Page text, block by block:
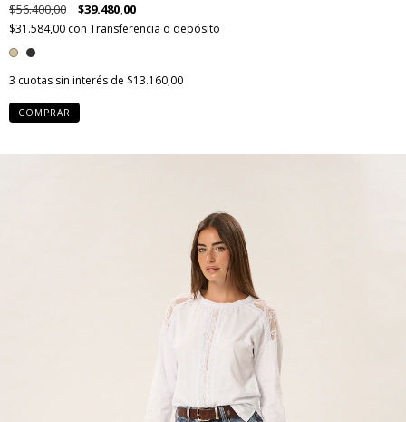
$56.400,00 $39.480,00
$31.584,00 con Transferencia o depósito
3 cuotas sin interés de $13.160,00
COMPRAR